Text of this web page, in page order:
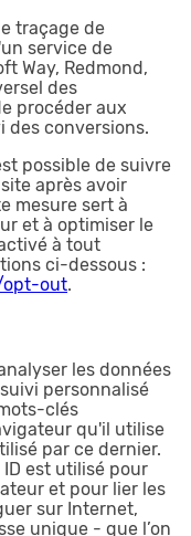
traçage de
service de
Way, Redmond,
des
procéder aux
des conversions.
possible de suivre
après avoir
mesure sert à
et à optimiser le
à tout
ci-dessous :
opt-out.
les données
personnalisé
clés
qu'il utilise
par ce dernier.
est utilisé pour
et pour lier les
sur Internet,
unique - que l’on